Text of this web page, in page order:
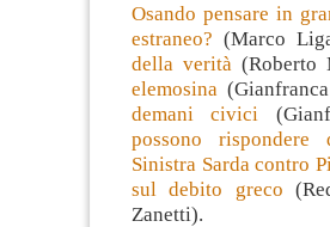
Osando pensare in
estraneo? (Marco
della verità (Roberto
elemosina
demani civici
possono rispondere
Sinistra Sarda contro
sul debito greco
Zanetti).